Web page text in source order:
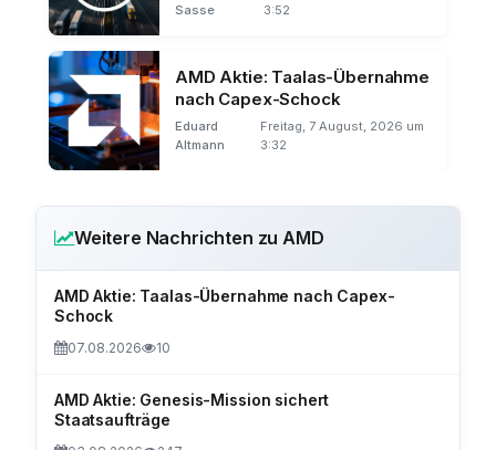
Sasse
3:52
AMD Aktie: Taalas-Übernahme
nach Capex-Schock
Eduard
Altmann
Freitag, 7 August, 2026 um
3:32
Weitere Nachrichten zu AMD
AMD Aktie: Taalas-Übernahme nach Capex-
Schock
07.08.2026 10
AMD Aktie: Genesis-Mission sichert
Staatsaufträge